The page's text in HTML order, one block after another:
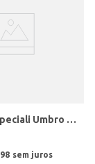
Chuteira Speciali Umbro Masculina PRETO/BRANCO
98